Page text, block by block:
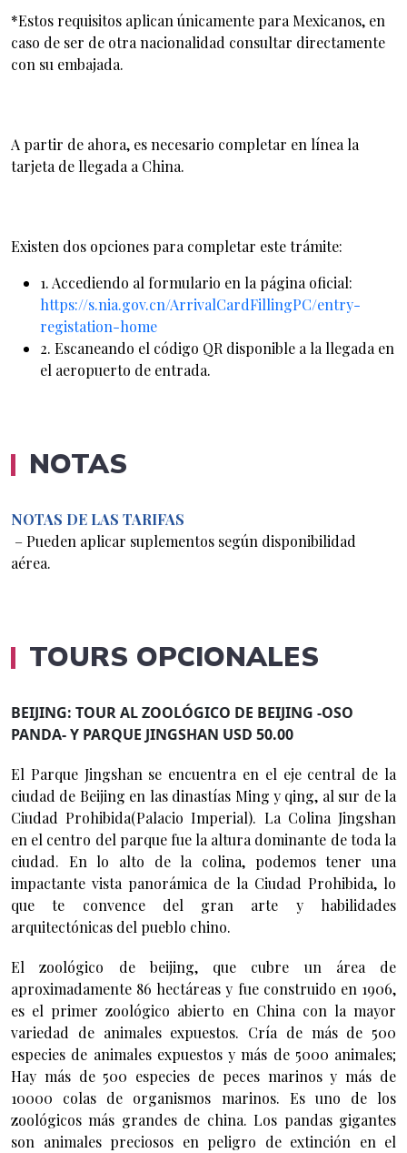
*Estos requisitos aplican únicamente para Mexicanos, en
caso de ser de otra nacionalidad consultar directamente
con su embajada.
A partir de ahora, es necesario completar en línea la
tarjeta de llegada a China.
Existen dos opciones para completar este trámite:
1. Accediendo al formulario en la página oficial:
https://s.nia.gov.cn/ArrivalCardFillingPC/entry-
registation-home
2. Escaneando el código QR disponible a la llegada en
el aeropuerto de entrada.
NOTAS
NOTAS DE LAS TARIFAS
– Pueden aplicar suplementos según disponibilidad
aérea.
TOURS OPCIONALES
BEIJING: TOUR AL ZOOLÓGICO DE BEIJING -OSO
PANDA- Y PARQUE JINGSHAN USD 50.00
El Parque Jingshan se encuentra en el eje central de la
ciudad de Beijing en las dinastías Ming y qing, al sur de la
Ciudad Prohibida(Palacio Imperial). La Colina Jingshan
en el centro del parque fue la altura dominante de toda la
ciudad. En lo alto de la colina, podemos tener una
impactante vista panorámica de la Ciudad Prohibida, lo
que te convence del gran arte y habilidades
arquitectónicas del pueblo chino.
El zoológico de beijing, que cubre un área de
aproximadamente 86 hectáreas y fue construido en 1906,
es el primer zoológico abierto en China con la mayor
variedad de animales expuestos. Cría de más de 500
especies de animales expuestos y más de 5000 animales;
Hay más de 500 especies de peces marinos y más de
10000 colas de organismos marinos. Es uno de los
zoológicos más grandes de china. Los pandas gigantes
son animales preciosos en peligro de extinción en el